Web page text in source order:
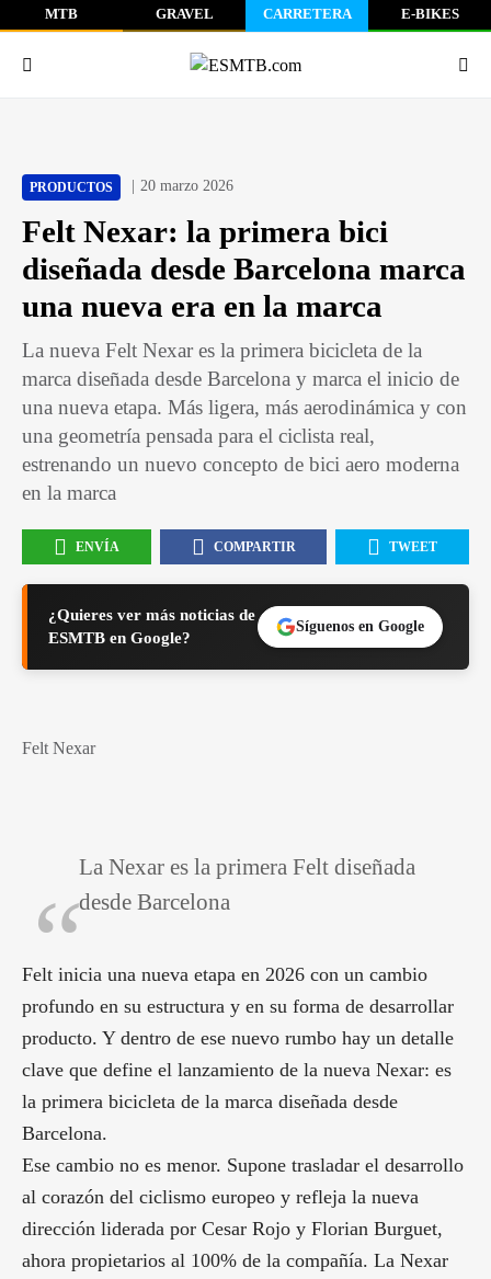
MTB GRAVEL CARRETERA E-BIKES
PRODUCTOS 20 marzo 2026
Felt Nexar: la primera bici
diseñada desde Barcelona marca
una nueva era en la marca
La nueva Felt Nexar es la primera bicicleta de la
marca diseñada desde Barcelona y marca el inicio de
una nueva etapa. Más ligera, más aerodinámica y con
una geometría pensada para el ciclista real,
estrenando un nuevo concepto de bici aero moderna
en la marca
ENVÍA COMPARTIR TWEET
¿Quieres ver más noticias de
ESMTB en Google?
Síguenos en Google
Felt Nexar
La Nexar es la primera Felt diseñada
desde Barcelona
Felt inicia una nueva etapa en 2026 con un cambio
profundo en su estructura y en su forma de desarrollar
producto. Y dentro de ese nuevo rumbo hay un detalle
clave que define el lanzamiento de la nueva Nexar: es
la primera bicicleta de la marca diseñada desde
Barcelona.
Ese cambio no es menor. Supone trasladar el desarrollo
al corazón del ciclismo europeo y refleja la nueva
dirección liderada por Cesar Rojo y Florian Burguet,
ahora propietarios al 100% de la compañía. La Nexar